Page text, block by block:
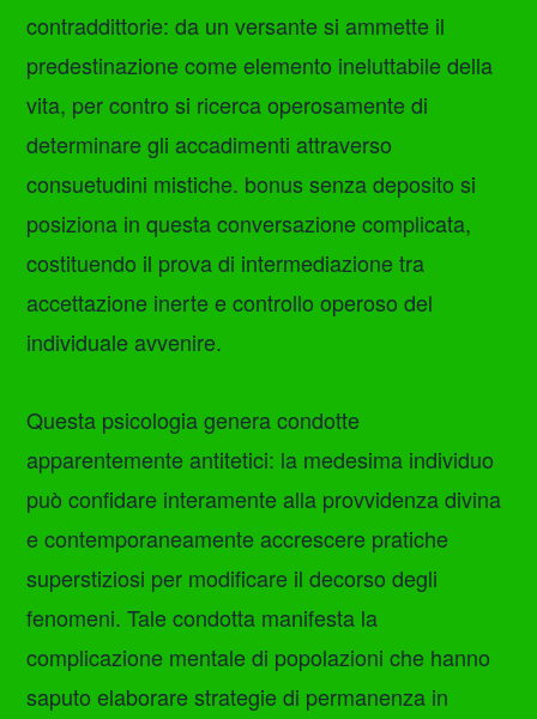
contraddittorie: da un versante si ammette il
predestinazione come elemento ineluttabile della
vita, per contro si ricerca operosamente di
determinare gli accadimenti attraverso
consuetudini mistiche. bonus senza deposito si
posiziona in questa conversazione complicata,
costituendo il prova di intermediazione tra
accettazione inerte e controllo operoso del
individuale avvenire.
Questa psicologia genera condotte
apparentemente antitetici: la medesima individuo
può confidare interamente alla provvidenza divina
e contemporaneamente accrescere pratiche
superstiziosi per modificare il decorso degli
fenomeni. Tale condotta manifesta la
complicazione mentale di popolazioni che hanno
saputo elaborare strategie di permanenza in